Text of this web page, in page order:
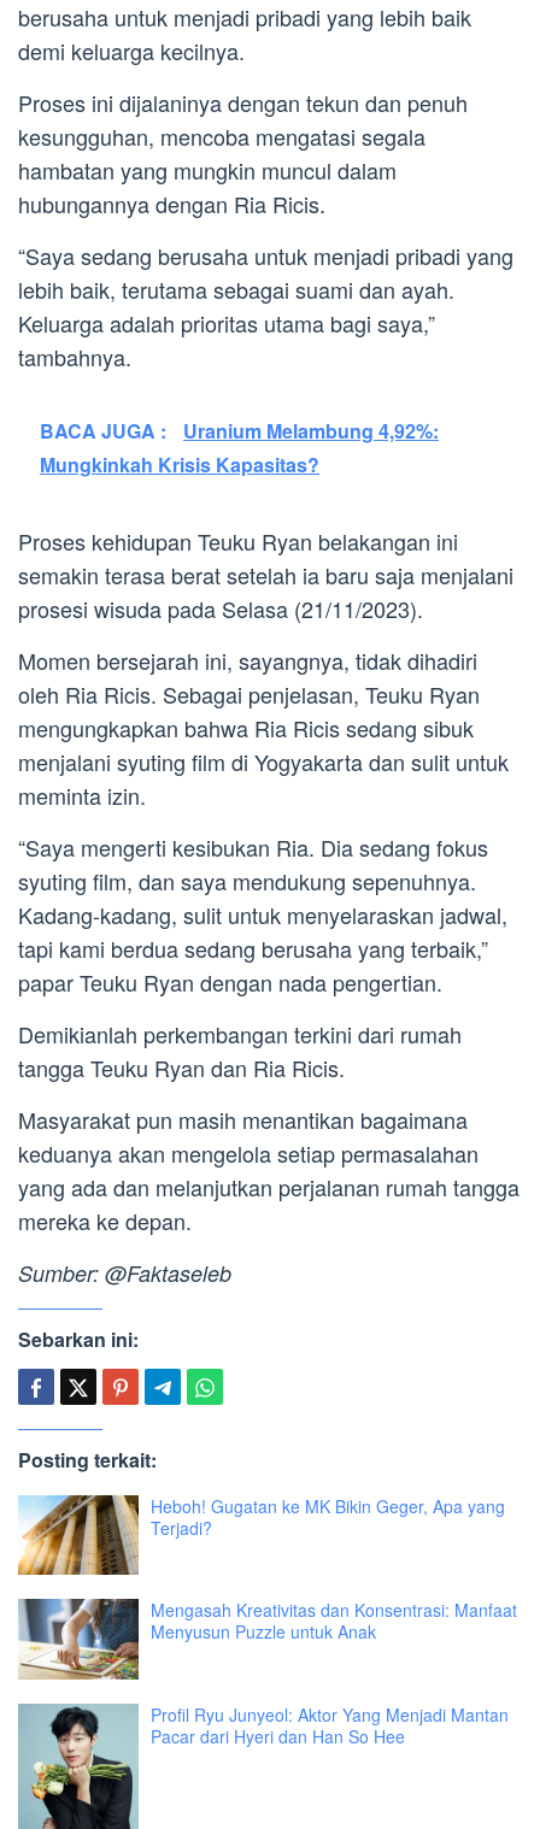
berusaha untuk menjadi pribadi yang lebih baik
demi keluarga kecilnya.
Proses ini dijalaninya dengan tekun dan penuh
kesungguhan, mencoba mengatasi segala
hambatan yang mungkin muncul dalam
hubungannya dengan Ria Ricis.
“Saya sedang berusaha untuk menjadi pribadi yang
lebih baik, terutama sebagai suami dan ayah.
Keluarga adalah prioritas utama bagi saya,”
tambahnya.
BACA JUGA :
Uranium Melambung 4,92%:
Mungkinkah Krisis Kapasitas?
Proses kehidupan Teuku Ryan belakangan ini
semakin terasa berat setelah ia baru saja menjalani
prosesi wisuda pada Selasa (21/11/2023).
Momen bersejarah ini, sayangnya, tidak dihadiri
oleh Ria Ricis. Sebagai penjelasan, Teuku Ryan
mengungkapkan bahwa Ria Ricis sedang sibuk
menjalani syuting film di Yogyakarta dan sulit untuk
meminta izin.
“Saya mengerti kesibukan Ria. Dia sedang fokus
syuting film, dan saya mendukung sepenuhnya.
Kadang-kadang, sulit untuk menyelaraskan jadwal,
tapi kami berdua sedang berusaha yang terbaik,”
papar Teuku Ryan dengan nada pengertian.
Demikianlah perkembangan terkini dari rumah
tangga Teuku Ryan dan Ria Ricis.
Masyarakat pun masih menantikan bagaimana
keduanya akan mengelola setiap permasalahan
yang ada dan melanjutkan perjalanan rumah tangga
mereka ke depan.
Sumber: @Faktaseleb
Sebarkan ini:
Posting terkait:
Heboh! Gugatan ke MK Bikin Geger, Apa yang
Terjadi?
Mengasah Kreativitas dan Konsentrasi: Manfaat
Menyusun Puzzle untuk Anak
Profil Ryu Junyeol: Aktor Yang Menjadi Mantan
Pacar dari Hyeri dan Han So Hee